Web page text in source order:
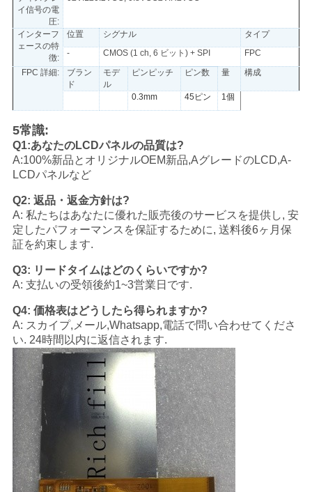
イ信号の電
圧:
インターフ
ェースの特
徴:
位置 シグナル
タイプ
-
CMOS (1 ch, 6 ビット) + SPI
FPC
FPC 詳細:
ブラン
ド
モデ
ル
ピンピッチ ピン数 量 構成
0.3mm 45ピン 1個
5常識:
Q1:あなたのLCDパネルの品質は?
A:100%新品とオリジナルOEM新品,AグレードのLCD,A-
LCDパネルなど
Q2: 返品・返金方針は?
A: 私たちはあなたに優れた販売後のサービスを提供し, 安
定したパフォーマンスを保証するために, 送料後6ヶ月保
証を約束します.
Q3: リードタイムはどのくらいですか?
A: 支払いの受領後約1~3営業日です.
Q4: 価格表はどうしたら得られますか?
A: スカイプ,メール,Whatsapp,電話で問い合わせてくださ
い. 24時間以内に返信されます.